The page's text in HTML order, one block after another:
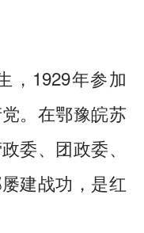
1929年参加
。在鄂豫皖苏
委、团政委、
建战功，是红